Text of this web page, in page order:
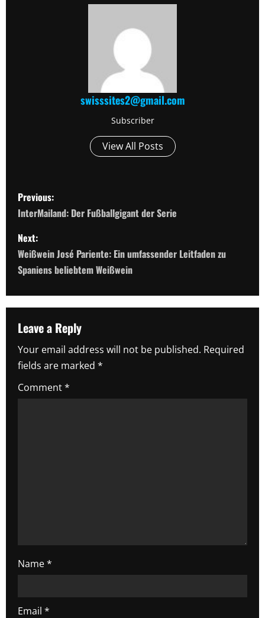
swisssites2@gmail.com
Subscriber
View All Posts
P
o
s
t
n
a
v
i
g
Previous:
InterMailand: Der Fußballgigant der Serie
Next:
Weißwein José Pariente: Ein umfassender Leitfaden zu
Spaniens beliebtem Weißwein
Leave a Reply
Your email address will not be published. Required
fields are marked *
Comment*
Name*
Email *